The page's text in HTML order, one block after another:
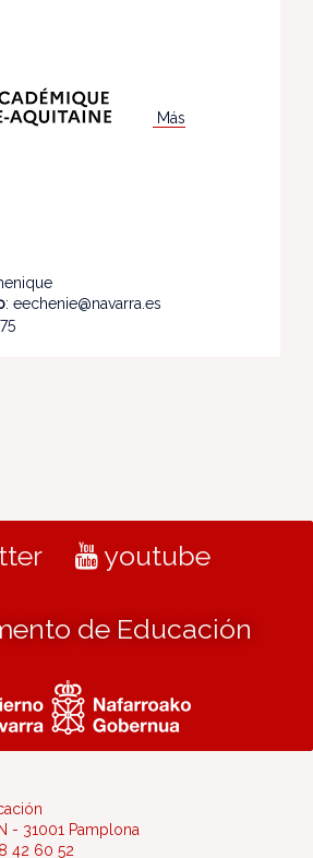
Más
: eechenie@navarra.es
youtube
de Educación
- 31001 Pamplona
42 60 52